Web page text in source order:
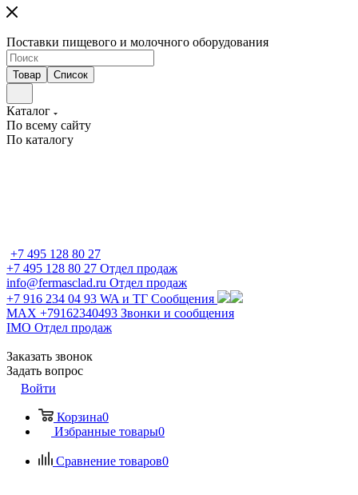
Поставки пищевого и молочного оборудования
Товар Список
Каталог
По всему сайту
По каталогу
+7 495 128 80 27
+7 495 128 80 27 Отдел продаж
info@fermasclad.ru Отдел продаж
+7 916 234 04 93 WA и ТГ Сообщения
MAX +79162340493 Звонки и сообщения
IMO Отдел продаж
Заказать звонок
Задать вопрос
Войти
Корзина0
Избранные товары0
Сравнение товаров0